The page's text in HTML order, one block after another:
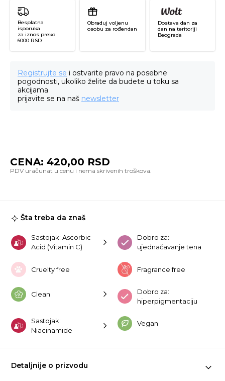
Besplatna
isporuka
za iznos preko
6000 RSD
Obraduj voljenu
osobu za rođendan
Dostava dan za
dan na teritoriji
Beograda
Registrujte se i ostvarite pravo na posebne
pogodnosti, ukoliko želite da budete u toku sa
akcijama
prijavite se na naš newsletter
CENA: 420,00 RSD
Šta treba da znaš
Sastojak: Ascorbic
Acid (Vitamin C)
Dobro za:
ujednačavanje tena
Cruelty free Fragrance free
Clean
Dobro za:
hiperpigmentaciju
Sastojak:
Niacinamide
Vegan
Detaljnije o prizvodu